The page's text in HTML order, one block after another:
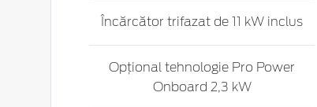
Încărcător trifazat de 11 kW inclus
Opțional tehnologie Pro Power
Onboard 2,3 kW